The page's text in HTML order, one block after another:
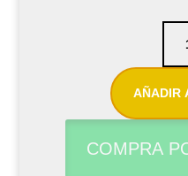
AÑADIR
COMPRA